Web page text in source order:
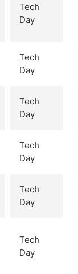
Tech
Day
Tech
Day
Tech
Day
Tech
Day
Tech
Day
Tech
Day